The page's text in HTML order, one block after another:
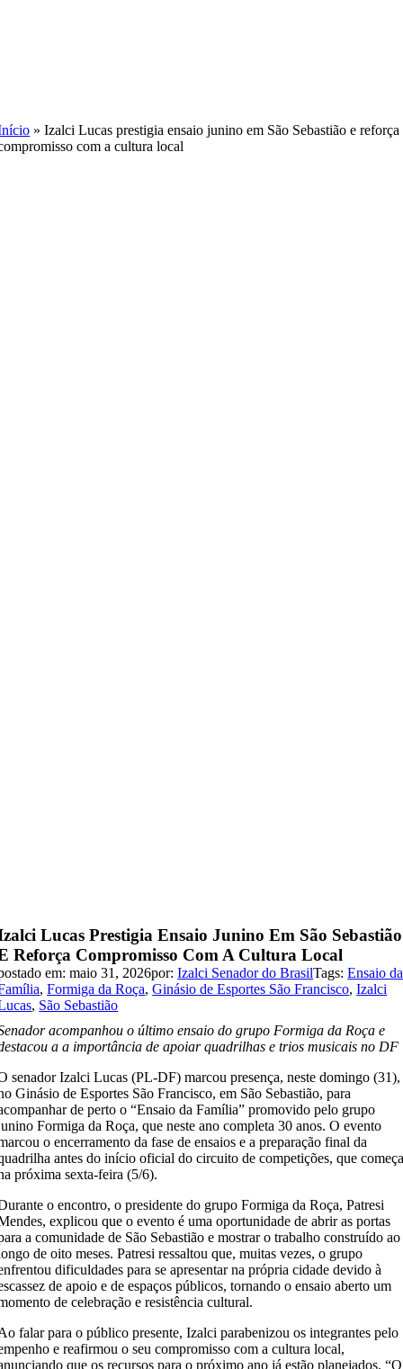
»Izalci Lucas prestigia ensaio junino em São Sebastião e reforça
com a cultura local
Lucas Prestigia Ensaio Junino Em São Sebastião
Reforça Compromisso Com A Cultura Local
em: maio 31, 2026por:Izalci Senador do BrasilTags:Ensaio da
,Formiga da Roça,Ginásio de Esportes São Francisco,Izalci
, São Sebastião
acompanhou o último ensaio do grupo Formiga da Roça e
a a importância de apoiar quadrilhas e trios musicais no DF
senador Izalci Lucas (PL-DF) marcou presença, neste domingo (31),
Ginásio de Esportes São Francisco, em São Sebastião, para
de perto o “Ensaio da Família” promovido pelo grupo
Formiga da Roça, que neste ano completa 30 anos. O evento
o encerramento da fase de ensaios e a preparação final da
antes do início oficial do circuito de competições, que
próxima sexta-feira (5/6).
o encontro, o presidente do grupo Formiga da Roça, Patresi
explicou que o evento é uma oportunidade de abrir as portas
a comunidade de São Sebastião e mostrar o trabalho construído ao
de oito meses. Patresi ressaltou que, muitas vezes, o grupo
dificuldades para se apresentar na própria cidade devido à
de apoio e de espaços públicos, tornando o ensaio aberto um
de celebração e resistência cultural.
falar para o público presente, Izalci parabenizou os integrantes pelo
e reafirmou o seu compromisso com a cultura local,
que os recursos para o próximo ano já estão planejados. “O